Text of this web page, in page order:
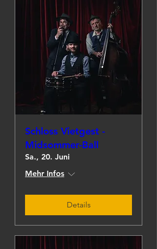
Schloss Vietgest -
Midsommer-Ball
Sa., 20. Juni
Mehr Infos
Details